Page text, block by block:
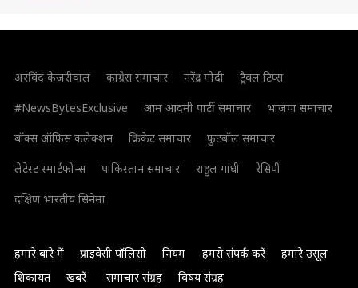
अरविंद केजरीवाल कांग्रेस समाचार नरेंद्र मोदी
ट्रैवल टिप्स
#NewsBytesExclusive
आम आदमी पार्टी समाचार
भाजपा समाचार
बॉक्स ऑफिस कलेक्शन
क्रिकेट समाचार
फुटबॉल समाचार
लेटेस्ट स्मार्टफोन्स
पाकिस्तान समाचार राहुल गांधी
रेसिपी
दक्षिण भारतीय सिनेमा
हमारे बारे में प्राइवेसी पॉलिसी नियम हमसे संपर्क करें
हमारे उसूल
शिकायत
खबरें समाचार संग्रह विषय संग्रह